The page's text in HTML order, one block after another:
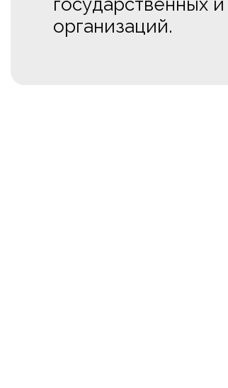
государственных
организаций.